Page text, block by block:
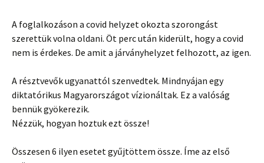
A foglalkozáson a covid helyzet okozta szorongást
szerettük volna oldani. Öt perc után kiderült, hogy a covid
nem is érdekes. De amit a járványhelyzet felhozott, az igen.
A résztvevők ugyanattól szenvedtek. Mindnyájan egy
diktatórikus Magyarországot vízionáltak. Ez a valóság
bennük gyökerezik.
Nézzük, hogyan hoztuk ezt össze!
Összesen 6 ilyen esetet gyűjtöttem össze. Íme az első